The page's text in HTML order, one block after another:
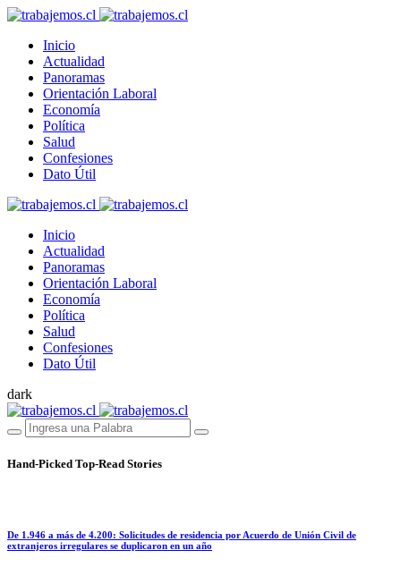
Inicio
Actualidad
Panoramas
Orientación Laboral
Economía
Política
Salud
Confesiones
Dato Útil
Inicio
Actualidad
Panoramas
Orientación Laboral
Economía
Política
Salud
Confesiones
Dato Útil
dark
Hand-Picked Top-Read Stories
De 1.946 a más de 4.200: Solicitudes de residencia por Acuerdo de Unión Civil de
extranjeros irregulares se duplicaron en un año